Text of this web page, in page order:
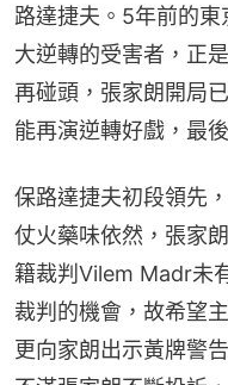
路達捷夫。5年前的
大逆轉的受害者，正
再碰頭，張家朗開局
能再演逆轉好戲，最
保路達捷夫初段領先
仗火藥味依然，張家
籍裁判Vilem Madr未
裁判的機會，故希望
更向家朗出示黃牌警